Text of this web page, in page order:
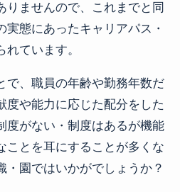
りませんので、これまでと同
態にあったキャリアパス・
ています。
で、職員の年齢や勤務年数だ
度や能力に応じた配分をした
度がない・制度はあるが機能
とを耳にすることが多くな
・園ではいかがでしょうか？